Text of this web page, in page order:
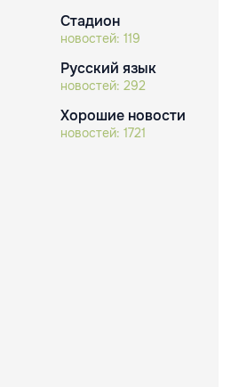
Стадион
новостей: 119
Русский язык
новостей: 292
Хорошие новости
новостей: 1721